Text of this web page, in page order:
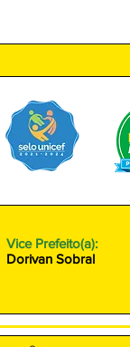
Vice Prefeito(a):
Dorivan Sobral